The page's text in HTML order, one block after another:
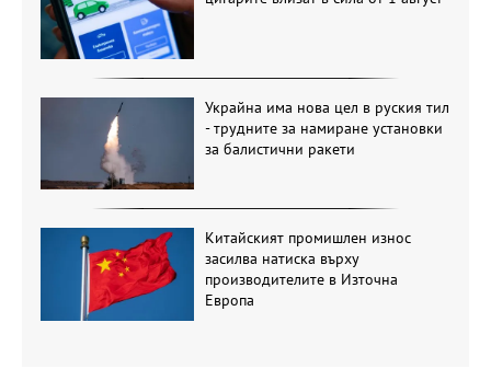
Украйна има нова цел в руския тил
- трудните за намиране установки
за балистични ракети
Китайският промишлен износ
засилва натиска върху
производителите в Източна
Европа